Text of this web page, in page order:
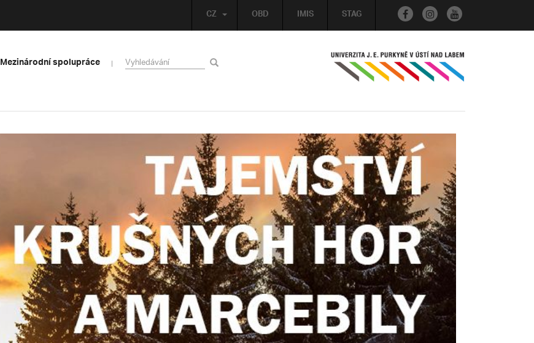
OBD IMIS STAG
CZ
Mezinárodní spolupráce